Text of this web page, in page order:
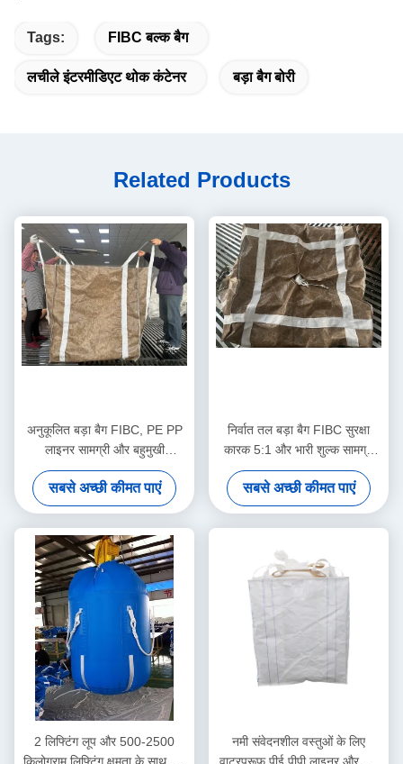
Tags: FIBC बल्क बैग
लचीले इंटरमीडिएट थोक कंटेनर बड़ा बैग बोरी
Related Products
अनुकूलित बड़ा बैग FIBC, PE PP
लाइनर सामग्री और बहुमुखी
अनुप्रयोगों के लिए सादे डिस्चार्ज
स्पआउट के साथ
सबसे अच्छी कीमत पाएं
निर्वात तल बड़ा बैग FIBC सुरक्षा
कारक 5:1 और भारी शुल्क सामग्री
हैंडलिंग के लिए यूवी प्रतिरोधी कोटिंग
के साथ
सबसे अच्छी कीमत पाएं
2 लिफ्टिंग लूप और 500-2500
नमी संवेदनशील वस्तुओं के लिए